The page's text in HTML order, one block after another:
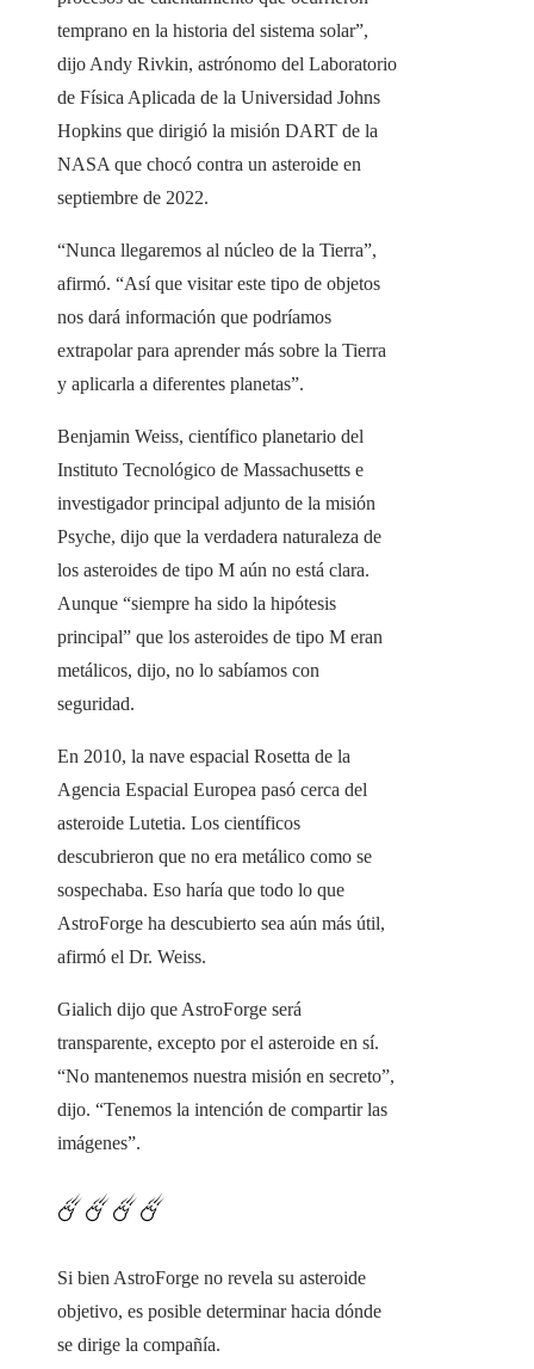
temprano en la historia del sistema solar”,
dijo Andy Rivkin, astrónomo del Laboratorio
de Física Aplicada de la Universidad Johns
Hopkins que dirigió la misión DART de la
NASA que chocó contra un asteroide en
septiembre de 2022.
“Nunca llegaremos al núcleo de la Tierra”,
afirmó. “Así que visitar este tipo de objetos
nos dará información que podríamos
extrapolar para aprender más sobre la Tierra
y aplicarla a diferentes planetas”.
Benjamin Weiss, científico planetario del
Instituto Tecnológico de Massachusetts e
investigador principal adjunto de la misión
Psyche, dijo que la verdadera naturaleza de
los asteroides de tipo M aún no está clara.
Aunque “siempre ha sido la hipótesis
principal” que los asteroides de tipo M eran
metálicos, dijo, no lo sabíamos con
seguridad.
En 2010, la nave espacial Rosetta de la
Agencia Espacial Europea pasó cerca del
asteroide Lutetia. Los científicos
descubrieron que no era metálico como se
sospechaba. Eso haría que todo lo que
AstroForge ha descubierto sea aún más útil,
afirmó el Dr. Weiss.
Gialich dijo que AstroForge será
transparente, excepto por el asteroide en sí.
“No mantenemos nuestra misión en secreto”,
dijo. “Tenemos la intención de compartir las
imágenes”.
☄️☄️☄️☄️
Si bien AstroForge no revela su asteroide
objetivo, es posible determinar hacia dónde
se dirige la compañía.